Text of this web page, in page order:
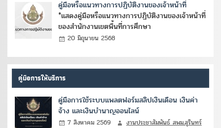
คู่มือหรือแนวทางการปฏิบัติงานของเจ้าหน้าที่
*แสดงคู่มือหรือแนวทางการปฏิบัติงานของเจ้าหน้าที่
ของสำนักงานเขตพื้นที่การศึกษา
20 มิถุนายน 2568
คู่มือการให้บริการ
คู่มือการใช้ระบบแพลตฟอร์มสลิปเงินเดือน เงินค่า
จ้าง และเงินบำนาญออนไลน์
7 สิงหาคม 2569 งานประชาสัมพันธ์ สพม.สุรินทร์